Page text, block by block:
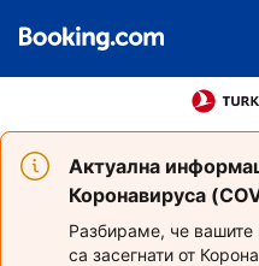
Актуална
Коронавируса
Разбираме, че
са засегнати от